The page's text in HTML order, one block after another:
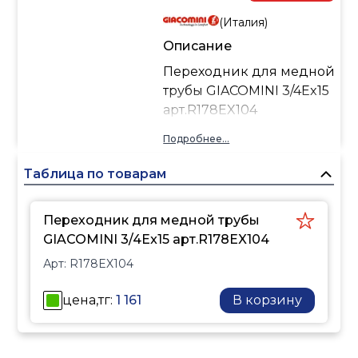
соответствуют
европейским
нормативам EN12164,
UBA, что гарантирует их
безопасность для
использования в
системах питьевого
Применение
системы GX
Система полимерных
организации
внутренних
водопроводных систем,
(Италия)
Описание
Переходник для медной
трубы GIACOMINI 3/4Ex15
арт.R178EX104
Подробнее...
Таблица по товарам
Переходник для медной трубы
GIACOMINI 3/4Ex15 арт.R178EX104
Арт: R178EX104
цена,тг:1 161 В корзину